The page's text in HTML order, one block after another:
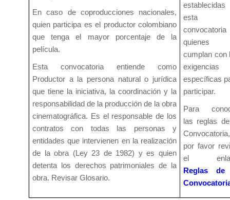
En caso de coproducciones nacionales,
quien participa es el productor colombiano
que tenga el mayor porcentaje de la
película.
Esta convocatoria entiende como
Productor a la persona natural o jurídica
que tiene la iniciativa, la coordinación y la
responsabilidad de la producción de la obra
cinematográfica. Es el responsable de los
contratos con todas las personas y
entidades que intervienen en la realización
de la obra (Ley 23 de 1982) y es quien
detenta los derechos patrimoniales de la
obra. Revisar Glosario.
establecidas
esta
quienes
cumplan con
exigencias
específicas
participar.
Para
las reglas
Convocatoria,
por favor
el
Reglas de